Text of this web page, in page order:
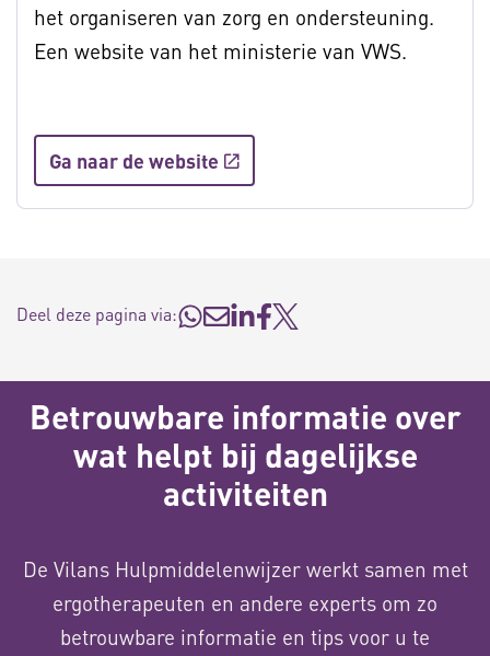
het organiseren van zorg en ondersteuning.
Een website van het ministerie van VWS.
Ga naar de website
Deel deze pagina via:
Betrouwbare informatie over
wat helpt bij dagelijkse
activiteiten
De Vilans Hulpmiddelenwijzer werkt samen met
ergotherapeuten en andere experts om zo
betrouwbare informatie en tips voor u te